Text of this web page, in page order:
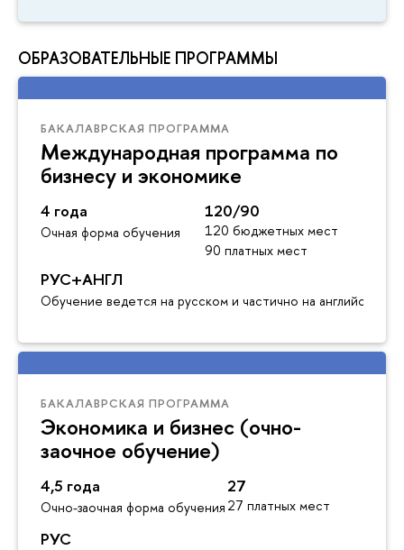
ОБРАЗОВАТЕЛЬНЫЕ ПРОГРАММЫ
БАКАЛАВРСКАЯ ПРОГРАММА
Международная программа по
бизнесу и экономике
4 года
Очная форма обучения
120/90
120 бюджетных мест
90 платных мест
РУС+АНГЛ
Обучение ведется на русском и частично на английском
БАКАЛАВРСКАЯ ПРОГРАММА
Экономика и бизнес (очно-
заочное обучение)
4,5 года
Очно-заочная форма обучения
27
27 платных мест
РУС